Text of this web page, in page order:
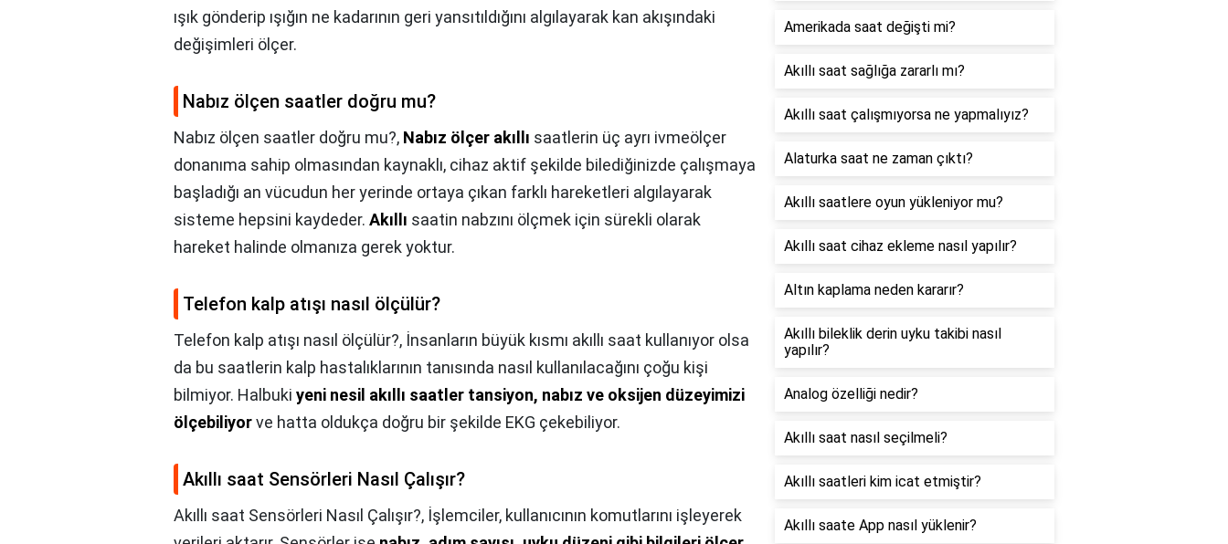
ışık gönderip ışığın ne kadarının geri yansıtıldığını algılayarak kan akışındaki
değişimleri ölçer.
Nabız ölçen saatler doğru mu?
Nabız ölçen saatler doğru mu?, Nabız ölçer akıllı saatlerin üç ayrı ivmeölçer
donanıma sahip olmasından kaynaklı, cihaz aktif şekilde bilediğinizde çalışmaya
başladığı an vücudun her yerinde ortaya çıkan farklı hareketleri algılayarak
sisteme hepsini kaydeder. Akıllı saatin nabzını ölçmek için sürekli olarak
hareket halinde olmanıza gerek yoktur.
Telefon kalp atışı nasıl ölçülür?
Telefon kalp atışı nasıl ölçülür?, İnsanların büyük kısmı akıllı saat kullanıyor olsa
da bu saatlerin kalp hastalıklarının tanısında nasıl kullanılacağını çoğu kişi
bilmiyor. Halbuki yeni nesil akıllı saatler tansiyon, nabız ve oksijen düzeyimizi
ölçebiliyorve hatta oldukça doğru bir şekilde EKG çekebiliyor.
Akıllı saat Sensörleri Nasıl Çalışır?
Akıllı saat Sensörleri Nasıl Çalışır?, İşlemciler, kullanıcının komutlarını işleyerek
Amerikada saat değişti mi?
Akıllı saat sağlığa zararlı mı?
Akıllı saat çalışmıyorsa ne yapmalıyız?
Alaturka saat ne zaman çıktı?
Akıllı saatlere oyun yükleniyor mu?
Akıllı saat cihaz ekleme nasıl yapılır?
Altın kaplama neden kararır?
Akıllı bileklik derin uyku takibi nasıl
yapılır?
Analog özelliği nedir?
Akıllı saat nasıl seçilmeli?
Akıllı saatleri kim icat etmiştir?
Akıllı saate App nasıl yüklenir?